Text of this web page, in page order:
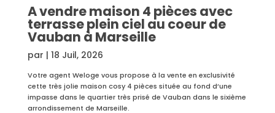
A vendre maison 4 pièces avec
terrasse plein ciel au coeur de
Vauban à Marseille
par | 18 Juil, 2026
Votre agent Weloge vous propose à la vente en exclusivité
cette très jolie maison cosy 4 pièces située au fond d’une
impasse dans le quartier très prisé de Vauban dans le sixième
arrondissement de Marseille.